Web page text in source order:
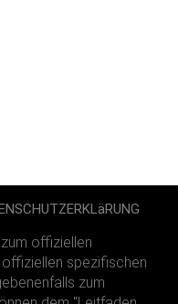
offiziellen
spezifischen
zum